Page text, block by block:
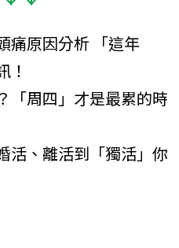
痛原因分析 「這年
！
「周四」才是最累的時
活、離活到「獨活」你